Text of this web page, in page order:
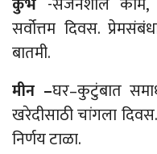
सर्वोत्तम दिवस.
बातमी.
मीन –घर–कुटुंबात
खरेदीसाठी चांगला
निर्णय टाळा.